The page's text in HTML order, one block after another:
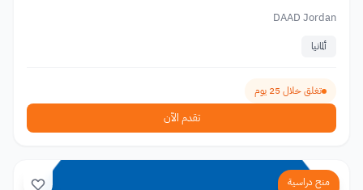
DAAD Jordan
ألمانيا
تغلق خلال 25 يوم
تقدم الآن
منح دراسية